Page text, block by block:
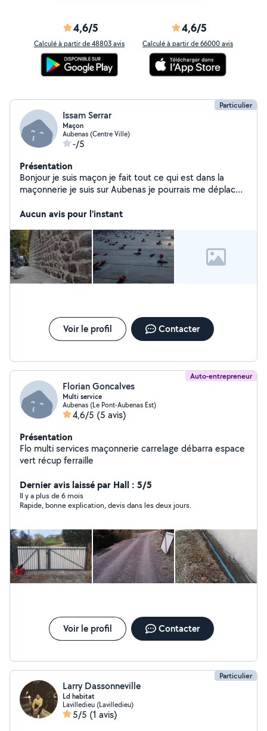
4,6/5
Calculé à partir de 48803 avis
4,6/5
Calculé à partir de 66000 avis
Particulier
Issam Serrar
Maçon
Aubenas (Centre Ville)
-/5
Présentation
Bonjour je suis maçon je fait tout ce qui est dans la
maçonnerie je suis sur Aubenas je pourrais me déplacer
Aucun avis pour l'instant
Voir le profil Contacter
Auto-entrepreneur
Florian Goncalves
Multi service
Aubenas (Le Pont-Aubenas Est)
4,6/5 (5 avis)
Présentation
Flo multi services maçonnerie carrelage débarra espace
vert récup ferraille
Dernier avis laissé par Hall : 5/5
Il y a plus de 6 mois
Rapide, bonne explication, devis dans les deux jours.
Voir le profil Contacter
Particulier
Larry Dassonneville
Ld habitat
Lavilledieu (Lavilledieu)
5/5 (1 avis)